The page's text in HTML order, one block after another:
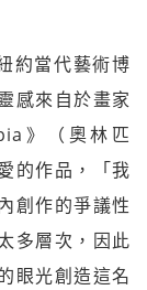
約當代藝術博
感來自於畫家
》（奧林匹
的作品，「我
創作的爭議性
多層次，因此
眼光創造這名